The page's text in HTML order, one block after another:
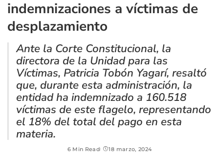
indemnizaciones a víctimas de
desplazamiento
Ante la Corte Constitucional, la
directora de la Unidad para las
Víctimas, Patricia Tobón Yagarí, resaltó
que, durante esta administración, la
entidad ha indemnizado a 160.518
víctimas de este flagelo, representando
el 18% del total del pago en esta
materia.
6 Min Read 18 marzo, 2024